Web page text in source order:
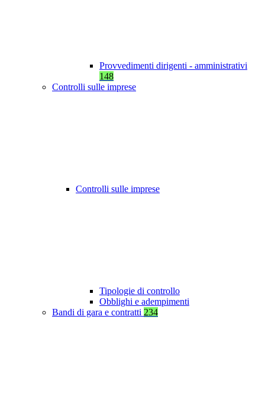
Provvedimenti dirigenti - amministrativi
148
Controlli sulle imprese
Controlli sulle imprese
Tipologie di controllo
Obblighi e adempimenti
Bandi di gara e contratti 234